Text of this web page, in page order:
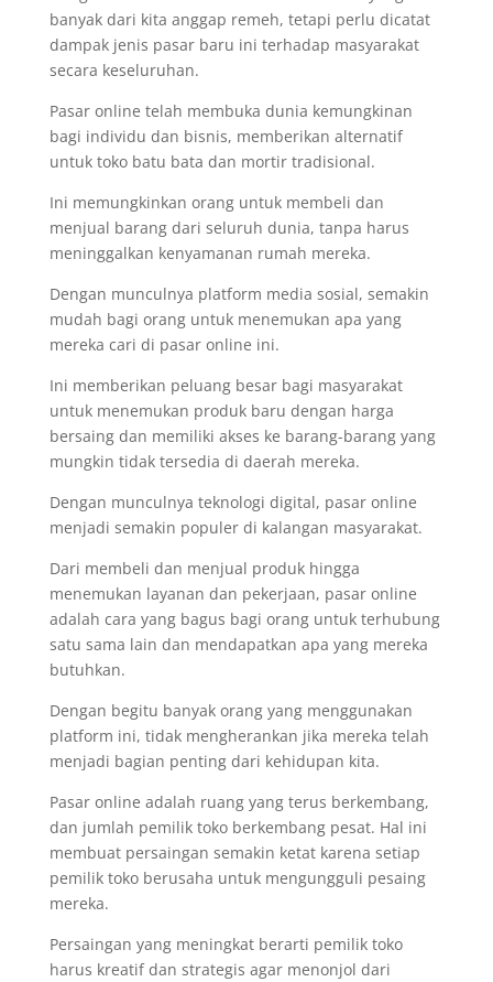
banyak dari kita anggap remeh, tetapi perlu dicatat
dampak jenis pasar baru ini terhadap masyarakat
secara keseluruhan.
Pasar online telah membuka dunia kemungkinan
bagi individu dan bisnis, memberikan alternatif
untuk toko batu bata dan mortir tradisional.
Ini memungkinkan orang untuk membeli dan
menjual barang dari seluruh dunia, tanpa harus
meninggalkan kenyamanan rumah mereka.
Dengan munculnya platform media sosial, semakin
mudah bagi orang untuk menemukan apa yang
mereka cari di pasar online ini.
Ini memberikan peluang besar bagi masyarakat
untuk menemukan produk baru dengan harga
bersaing dan memiliki akses ke barang-barang yang
mungkin tidak tersedia di daerah mereka.
Dengan munculnya teknologi digital, pasar online
menjadi semakin populer di kalangan masyarakat.
Dari membeli dan menjual produk hingga
menemukan layanan dan pekerjaan, pasar online
adalah cara yang bagus bagi orang untuk terhubung
satu sama lain dan mendapatkan apa yang mereka
butuhkan.
Dengan begitu banyak orang yang menggunakan
platform ini, tidak mengherankan jika mereka telah
menjadi bagian penting dari kehidupan kita.
Pasar online adalah ruang yang terus berkembang,
dan jumlah pemilik toko berkembang pesat. Hal ini
membuat persaingan semakin ketat karena setiap
pemilik toko berusaha untuk mengungguli pesaing
mereka.
Persaingan yang meningkat berarti pemilik toko
harus kreatif dan strategis agar menonjol dari